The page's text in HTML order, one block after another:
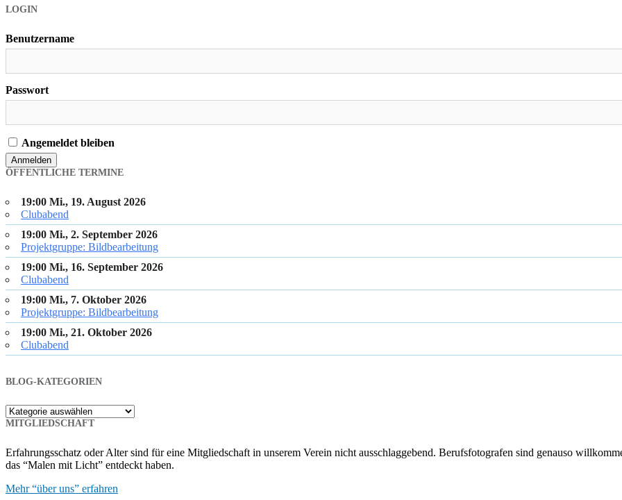
Beitrags-
LOGIN
Benutzername
Passwort
Angemeldet bleiben
ÖFFENTLICHE TERMINE
19:00 Mi., 19. August 2026
Clubabend
19:00 Mi., 2. September 2026
Projektgruppe: Bildbearbeitung
19:00 Mi., 16. September 2026
Clubabend
19:00 Mi., 7. Oktober 2026
Projektgruppe: Bildbearbeitung
19:00 Mi., 21. Oktober 2026
Clubabend
BLOG-KATEGORIEN
Blog-
Kategorien
MITGLIEDSCHAFT
Erfahrungsschatz oder Alter sind für eine Mitgliedschaft in unserem Verein nicht ausschlaggebend. Berufsfotografen sind genauso
das “Malen mit Licht” entdeckt haben.
Mehr “über uns” erfahren